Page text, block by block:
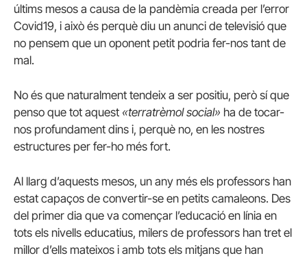
últims mesos a causa de la pandèmia creada per l’error
Covid19, i això és perquè diu un anunci de televisió que
no pensem que un oponent petit podria fer-nos tant de
mal.
No és que naturalment tendeix a ser positiu, però sí que
penso que tot aquest «terratrèmol social» ha de tocar-
nos profundament dins i, perquè no, en les nostres
estructures per fer-ho més fort.
Al llarg d’aquests mesos, un any més els professors han
estat capaços de convertir-se en petits camaleons. Des
del primer dia que va començar l’educació en línia en
tots els nivells educatius, milers de professors han tret el
millor d’ells mateixos i amb tots els mitjans que han